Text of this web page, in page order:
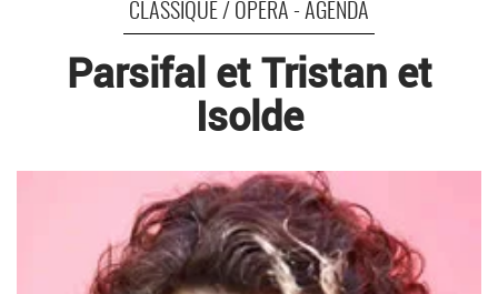
CLASSIQUE / OPÉRA - AGENDA
Parsifal et Tristan et
Isolde